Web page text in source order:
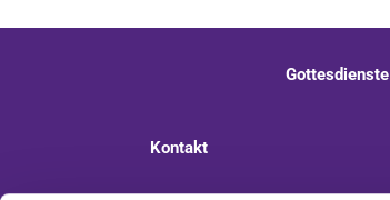
Gottesdienste
Kontakt